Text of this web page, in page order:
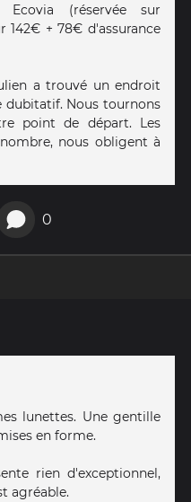
(réservée sur
142€ + 78€ d'assurance
a trouvé un endroit
dubitatif. Nous tournons
point de départ. Les
nous obligent à
0
lunettes. Une gentille
en forme.
rien d'exceptionnel,
agréable.